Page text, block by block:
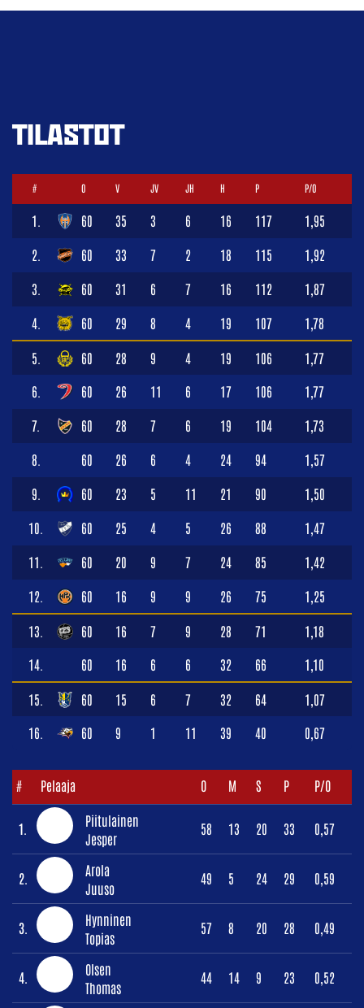
TILASTOT
# O V JV JH H P P/O
1. 60 35 3 6 16 117 1,95
2. 60 33 7 2 18 115 1,92
3. 60 31 6 7 16 112 1,87
4. 60 29 8 4 19 107 1,78
5. 60 28 9 4 19 106 1,77
6. 60 26 11 6 17 106 1,77
7. 60 28 7 6 19 104 1,73
8. 60 26 6 4 24 94 1,57
9. 60 23 5 11 21 90 1,50
10. 60 25 4 5 26 88 1,47
11. 60 20 9 7 24 85 1,42
12. 60 16 9 9 26 75 1,25
13. 60 16 7 9 28 71 1,18
14. 60 16 6 6 32 66 1,10
15. 60 15 6 7 32 64 1,07
16. 60 9 1 11 39 40 0,67
# Pelaaja O M S P P/O
1.
Piitulainen
Jesper
58 13 20 33 0,57
2.
Arola
Juuso
49 5 24 29 0,59
3.
Hynninen
Topias
57 8 20 28 0,49
4.
Olsen
Thomas
44 14 9 23 0,52